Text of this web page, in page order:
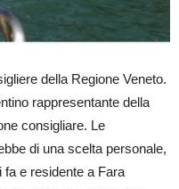
della Regione Veneto.
rappresentante della
consigliare. Le
di una scelta personale,
fa e residente a Fara